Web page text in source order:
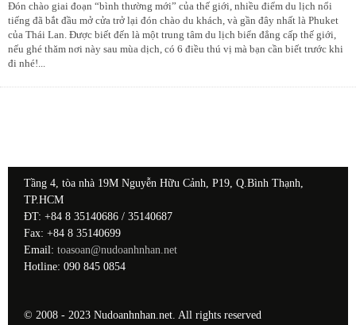
Đón chào giai đoạn “bình thường mới” của thế giới, nhiều điểm du lịch nổi
tiếng đã bắt đầu mở cửa trở lại đón chào du khách, và gần đây nhất là Phuket
của Thái Lan. Được biết đến là một trung tâm du lịch biển đẳng cấp thế giới,
nếu ghé thăm nơi này sau mùa dịch, có 6 điều thú vị mà bạn cần biết trước khi
đi nhé!...
Tầng 4, tòa nhà 19M Nguyễn Hữu Cảnh, P19, Q.Bình Thạnh,
TP.HCM
ĐT: +84 8 35140686 / 35140687
Fax: +84 8 35140699
Email: toasoan@nudoanhnhan.net
Hotline: 090 845 0854
© 2008 - 2023 Nudoanhnhan.net. All rights reserved